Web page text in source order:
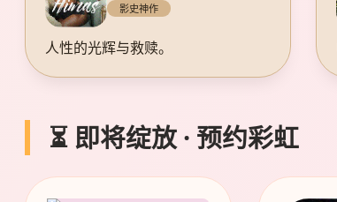
影史神作
人性的光辉与救赎。
⏳ 即将绽放 · 预约彩虹